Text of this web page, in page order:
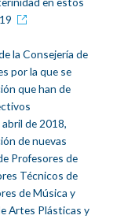
la Consejería de
por la que se
que han de
de 2018,
de nuevas
Profesores de
Técnicos de
de Música y
Artes Plásticas y